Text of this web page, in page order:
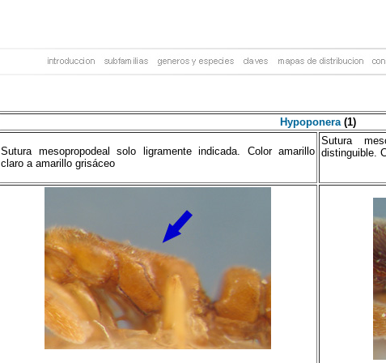
Hypoponera (1)
Sutura mesopropodeal solo ligramente indicada. Color amarillo
claro a amarillo grisáceo
Sutura
distinguible.